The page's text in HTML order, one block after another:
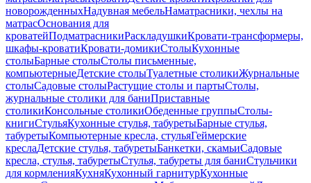
новорожденныхНадувная мебельНаматрасники, чехлы на
матрасОснования для
кроватейПодматрасникиРаскладушкиКровати-трансформеры,
шкафы-кроватиКровати-домикиСтолыКухонные
столыБарные столыСтолы письменные,
компьютерныеДетские столыТуалетные столикиЖурнальные
столыСадовые столыРастущие столы и партыСтолы,
журнальные столики для баниПриставные
столикиКонсольные столикиОбеденные группыСтолы-
книгиСтульяКухонные стулья, табуретыБарные стулья,
табуретыКомпьютерные кресла, стульяГеймерские
креслаДетские стулья, табуретыБанкетки, скамьиСадовые
кресла, стулья, табуретыСтулья, табуреты для баниСтульчики
для кормленияКухняКухонный гарнитурКухонные